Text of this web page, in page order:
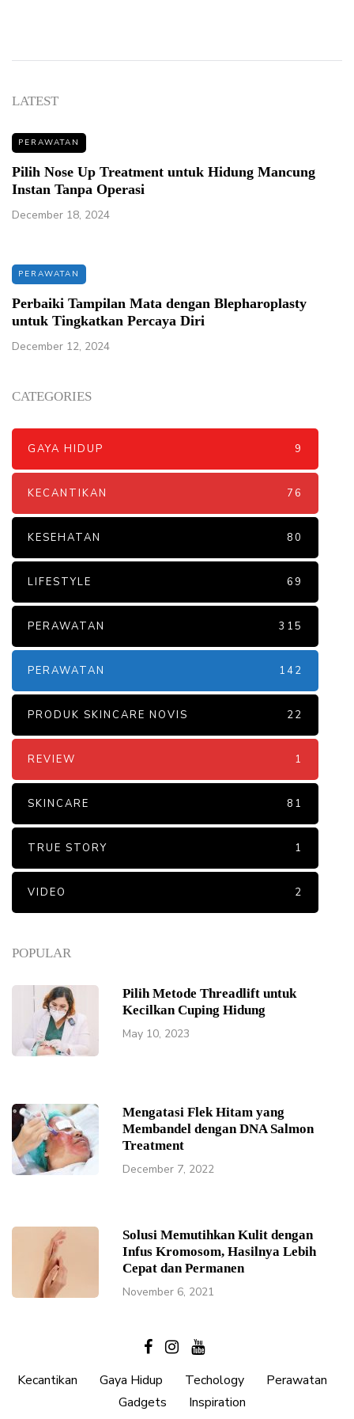
POPULAR
Pilih Metode Threadlift untuk
Kecilkan Cuping Hidung
May 10, 2023
Mengatasi Flek Hitam yang
Membandel dengan DNA Salmon
Treatment
December 7, 2022
Solusi Memutihkan Kulit dengan
Infus Kromosom, Hasilnya Lebih
Cepat dan Permanen
November 6, 2021
LATEST
PERAWATAN
Pilih Nose Up Treatment untuk Hidung Mancung
Instan Tanpa Operasi
December 18, 2024
PERAWATAN
Perbaiki Tampilan Mata dengan Blepharoplasty
untuk Tingkatkan Percaya Diri
December 12, 2024
CATEGORIES
GAYA HIDUP 9
KECANTIKAN 76
KESEHATAN 80
LIFESTYLE 69
PERAWATAN 315
PERAWATAN 142
PRODUK SKINCARE NOVIS 22
REVIEW 1
SKINCARE 81
TRUE STORY 1
VIDEO 2
Kecantikan Gaya Hidup Techology
Perawatan
Gadgets
Inspiration